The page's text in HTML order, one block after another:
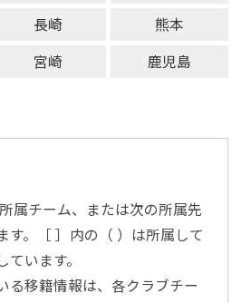
長崎
熊本
宮崎
鹿児島
所属チーム、または次の所属先
す。［ ］内の（ ）は所属して
います。
る移籍情報は、各クラブチー